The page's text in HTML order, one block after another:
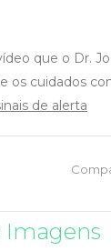
que o Dr.
os cuidados
de alerta
Imagens